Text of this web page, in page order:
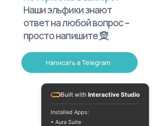
Наши эльфики знают
ответ на любой вопрос –
просто напишите 🧝
Написать в Telegram
Built with Interactive Studio
Installed Apps:
• Aura Suite